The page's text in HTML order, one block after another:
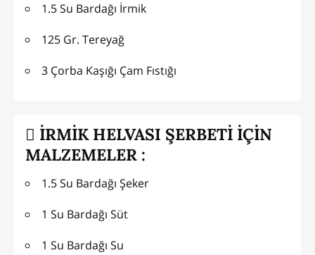
1.5 Su Bardağı İrmik
125 Gr. Tereyağ
3 Çorba Kaşığı Çam Fıstığı
İRMİK HELVASI ŞERBETİ İÇİN
MALZEMELER :
1.5 Su Bardağı Şeker
1 Su Bardağı Süt
1 Su Bardağı Su